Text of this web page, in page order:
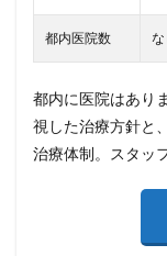
都内医院数 な
都内に医院はあり
視した治療方針と
治療体制。スタッ